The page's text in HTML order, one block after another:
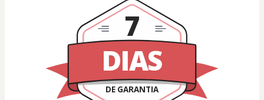
DIAS
DE GARANTIA
7